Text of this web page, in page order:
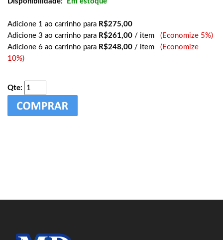
Adicione 1 ao carrinho para R$275,00
Adicione 3 ao carrinho para R$261,00 / item (Economize 5%)
Adicione 6 ao carrinho para R$248,00 / item (Economize
10%)
Qte: